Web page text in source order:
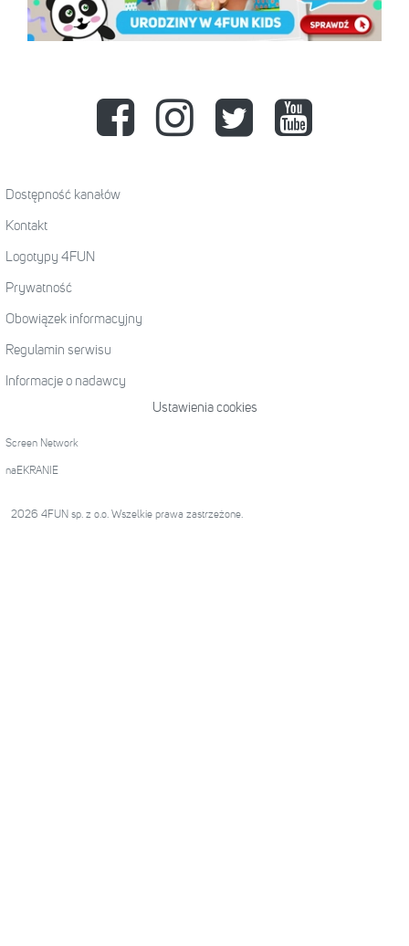
Dostępność kanałów
Kontakt
Logotypy 4FUN
Prywatność
Obowiązek informacyjny
Regulamin serwisu
Informacje o nadawcy
Ustawienia cookies
Screen Network
naEKRANIE
2026 4FUN sp. z o.o. Wszelkie prawa zastrzeżone.